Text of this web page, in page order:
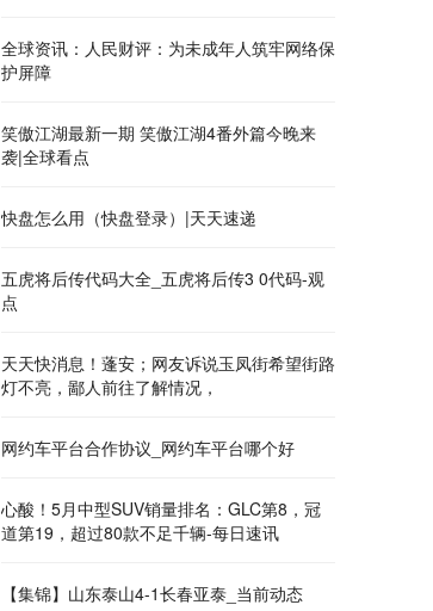
全球资讯：人民财评：为未成年人筑牢网络保
护屏障
笑傲江湖最新一期 笑傲江湖4番外篇今晚来
袭|全球看点
快盘怎么用（快盘登录）|天天速递
五虎将后传代码大全_五虎将后传3 0代码-观
点
天天快消息！蓬安；网友诉说玉凤街希望街路
灯不亮，鄙人前往了解情况，
网约车平台合作协议_网约车平台哪个好
心酸！5月中型SUV销量排名：GLC第8，冠
道第19，超过80款不足千辆-每日速讯
【集锦】山东泰山4-1长春亚泰_当前动态